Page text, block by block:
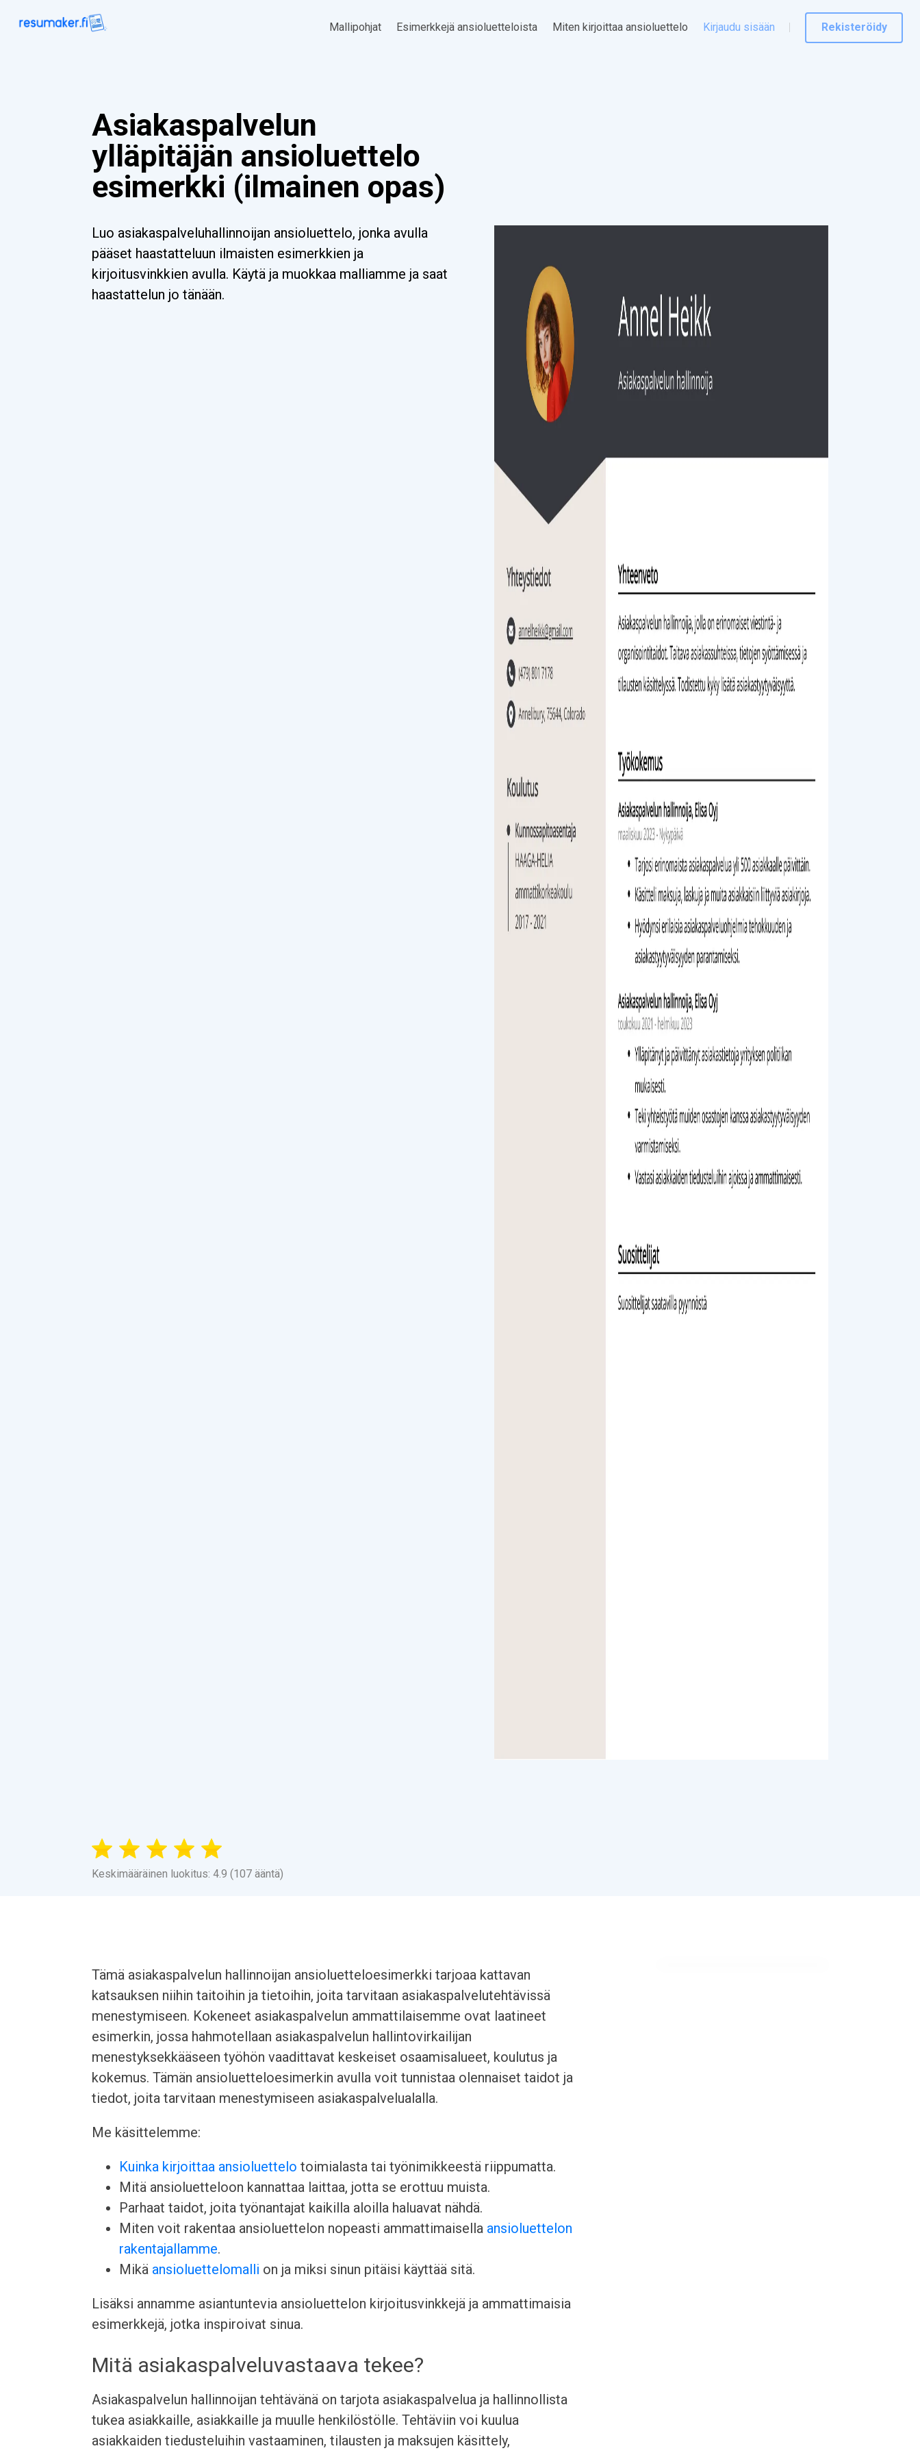
Mallipohjat Esimerkkejä ansioluetteloista Miten kirjoittaa ansioluettelo Kirjaudu sisään Rekisteröidy
Asiakaspalvelun
ylläpitäjän ansioluettelo
esimerkki (ilmainen opas)
Luo asiakaspalveluhallinnoijan ansioluettelo, jonka avulla
pääset haastatteluun ilmaisten esimerkkien ja
kirjoitusvinkkien avulla. Käytä ja muokkaa malliamme ja saat
haastattelun jo tänään.
Keskimääräinen luokitus: 4.9 (107 ääntä)
Tämä asiakaspalvelun hallinnoijan ansioluetteloesimerkki tarjoaa kattavan
katsauksen niihin taitoihin ja tietoihin, joita tarvitaan asiakaspalvelutehtävissä
menestymiseen. Kokeneet asiakaspalvelun ammattilaisemme ovat laatineet
esimerkin, jossa hahmotellaan asiakaspalvelun hallintovirkailijan
menestyksekkääseen työhön vaadittavat keskeiset osaamisalueet, koulutus ja
kokemus. Tämän ansioluetteloesimerkin avulla voit tunnistaa olennaiset taidot ja
tiedot, joita tarvitaan menestymiseen asiakaspalvelualalla.
Me käsittelemme:
Kuinka kirjoittaa ansioluettelo toimialasta tai työnimikkeestä riippumatta.
Mitä ansioluetteloon kannattaa laittaa, jotta se erottuu muista.
Parhaat taidot, joita työnantajat kaikilla aloilla haluavat nähdä.
Miten voit rakentaa ansioluettelon nopeasti ammattimaisella ansioluettelon
rakentajallamme.
Mikä ansioluettelomalli on ja miksi sinun pitäisi käyttää sitä.
Lisäksi annamme asiantuntevia ansioluettelon kirjoitusvinkkejä ja ammattimaisia
esimerkkejä, jotka inspiroivat sinua.
Mitä asiakaspalveluvastaava tekee?
Asiakaspalvelun hallinnoijan tehtävänä on tarjota asiakaspalvelua ja hallinnollista
tukea asiakkaille, asiakkaille ja muulle henkilöstölle. Tehtäviin voi kuulua
asiakkaiden tiedusteluihin vastaaminen, tilausten ja maksujen käsittely,